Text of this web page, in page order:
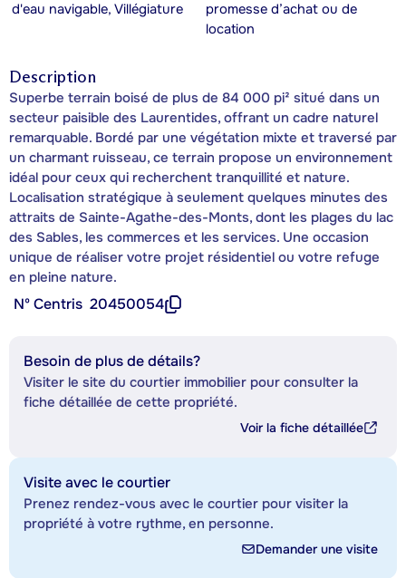
d'eau navigable, Villégiature
promesse d’achat ou de
location
Description
Superbe terrain boisé de plus de 84 000 pi² situé dans un
secteur paisible des Laurentides, offrant un cadre naturel
remarquable. Bordé par une végétation mixte et traversé par
un charmant ruisseau, ce terrain propose un environnement
idéal pour ceux qui recherchent tranquillité et nature.
Localisation stratégique à seulement quelques minutes des
attraits de Sainte-Agathe-des-Monts, dont les plages du lac
des Sables, les commerces et les services. Une occasion
unique de réaliser votre projet résidentiel ou votre refuge
en pleine nature.
Nº Centris 20450054
Besoin de plus de détails?
Visiter le site du courtier immobilier pour consulter la
fiche détaillée de cette propriété.
Voir la fiche détaillée
Visite avec le courtier
Prenez rendez-vous avec le courtier pour visiter la
propriété à votre rythme, en personne.
Demander une visite